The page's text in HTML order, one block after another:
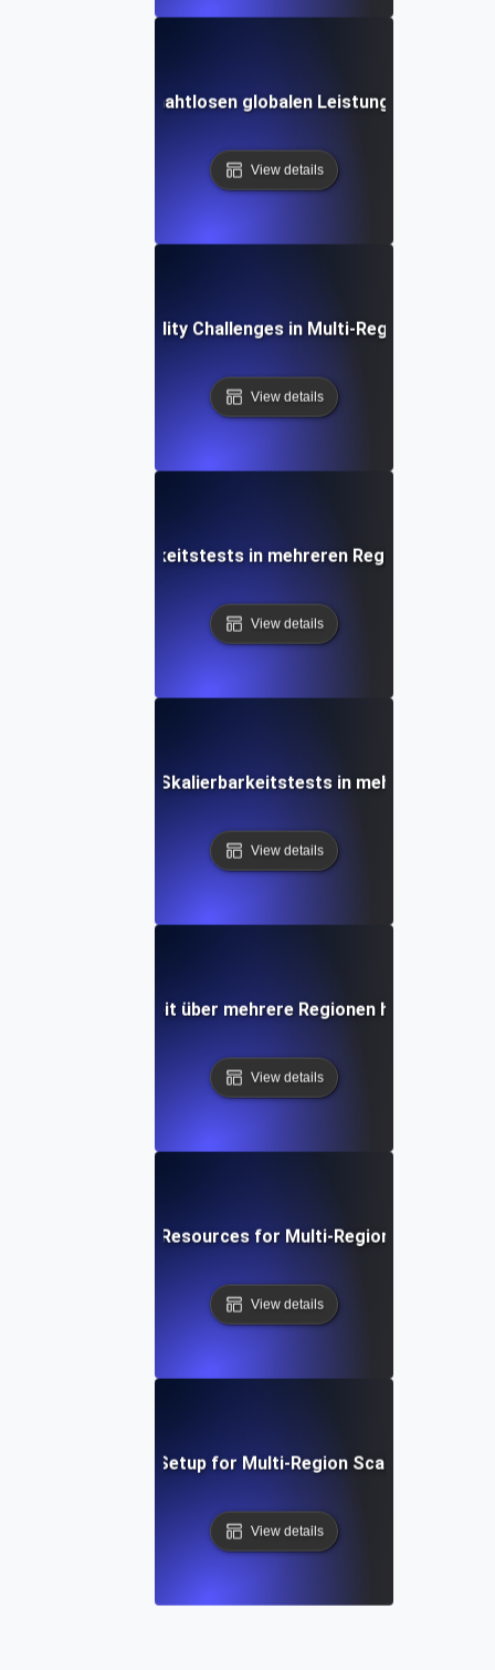
Erzielen einer nahtlosen globalen Leistung mit
View details
Common Scalability Challenges in Multi-Region
View details
bei der Skalierbarkeitstests in mehreren Regionen und
View details
aus der Skalierbarkeitstests in mehreren
View details
die Skalierbarkeit über mehrere Regionen hinweg mit
View details
Optimizing Cloud Resources for Multi-Region Scalability
View details
Step-by-Step Setup for Multi-Region Scalability
View details